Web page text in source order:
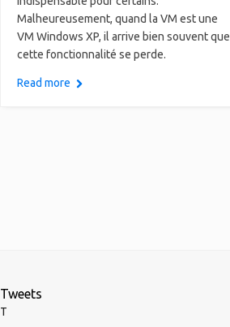
Malheureusement, quand la VM est une
VM Windows XP, il arrive bien souvent que
cette fonctionnalité se perde.
Read more
Tweets
T